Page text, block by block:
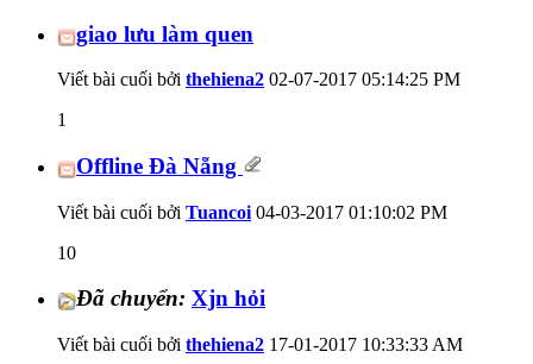
giao lưu làm quen
Viết bài cuối bởi thehiena2 02-07-2017 05:14:25 PM
1
Offline Đà Nẵng
Viết bài cuối bởi Tuancoi 04-03-2017 01:10:02 PM
10
Đã chuyển: Xjn hỏi
Viết bài cuối bởi thehiena2 17-01-2017 10:33:33 AM